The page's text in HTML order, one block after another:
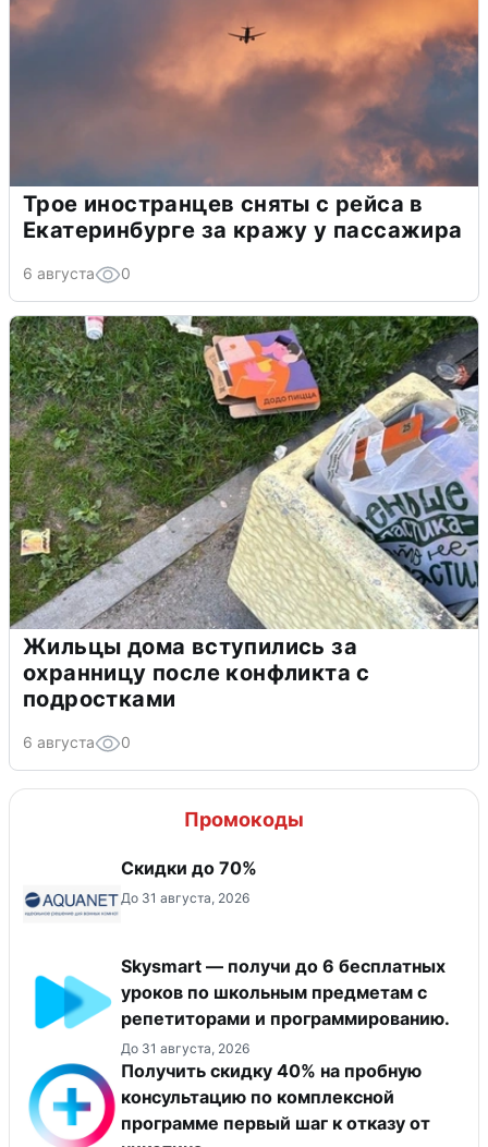
Трое иностранцев сняты с рейса в
Екатеринбурге за кражу у пассажира
6 августа 0
Жильцы дома вступились за
охранницу после конфликта с
подростками
6 августа 0
Промокоды
Скидки до 70%
До 31 августа, 2026
Skysmart — получи до 6 бесплатных
уроков по школьным предметам с
репетиторами и программированию.
До 31 августа, 2026
Получить скидку 40% на пробную
консультацию по комплексной
программе первый шаг к отказу от